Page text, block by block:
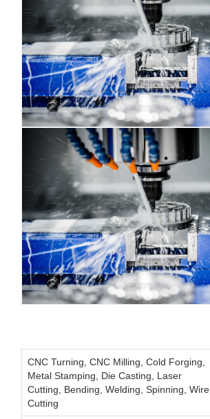
CNC Turning, CNC Milling, Cold Forging,
Metal Stamping, Die Casting, Laser
Cutting, Bending, Welding, Spinning, Wire
Cutting